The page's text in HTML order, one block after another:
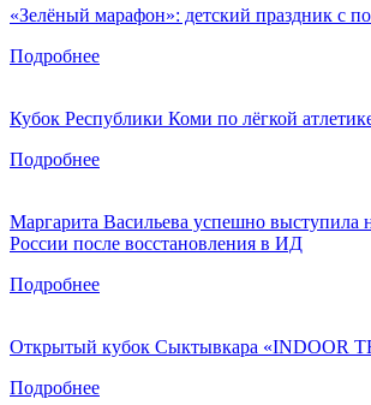
«Зелёный марафон»: детский праздник с
Подробнее
Кубок Республики Коми по лёгкой
Подробнее
Маргарита Васильева успешно выступила
России после восстановления в ИД
Подробнее
Открытый кубок Сыктывкара «INDOOR
Подробнее